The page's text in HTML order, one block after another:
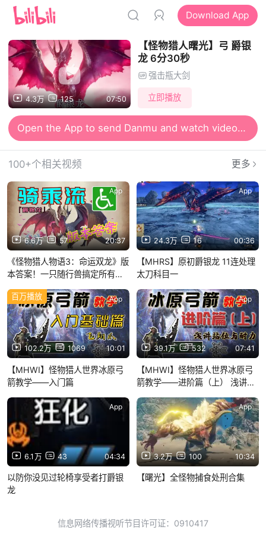
Download App
4.3万 125 07:50
【怪物猎人曙光】弓 爵银
龙 6分30秒
强击瓶大剑
立即播放
Open the App to send Danmu and watch videos together
100+个相关视频 更多
6.6万 57 20:37
App
《怪物猎人物语3：命运双龙》版
本答案！一只随行兽搞定所有魔
「爵银龙」的养成｜人物配装
24.3万 16 00:36
App
【MHRS】原初爵银龙 11连处理
太刀科目一
102.2万 1069 10:01
百万播放 App
【MHWI】怪物猎人世界冰原弓
箭教学——入门篇
39.1万 532 07:41
App
【MHWI】怪物猎人世界冰原弓
箭教学——进阶篇（上） 浅讲站
6.1万 43 04:34
App
以防你没见过轮椅享受者打爵银
龙
3.2万 100 10:34
App
【曙光】全怪物捕食处刑合集
信息网络传播视听节目许可证：0910417